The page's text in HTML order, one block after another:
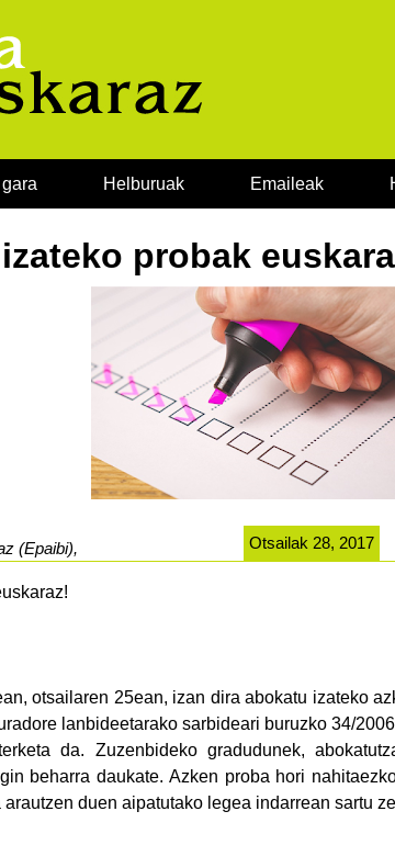
Helburuak Emaileak
probak
(Epaibi), Otsailak 28, 2017
otsailaren 25ean, izan dira abokatu izateko
lanbideetarako sarbideari buruzko 34/
da. Zuzenbideko gradudunek,
beharra daukate. Azken proba hori
arautzen duen aipatutako legea indarrean sartu